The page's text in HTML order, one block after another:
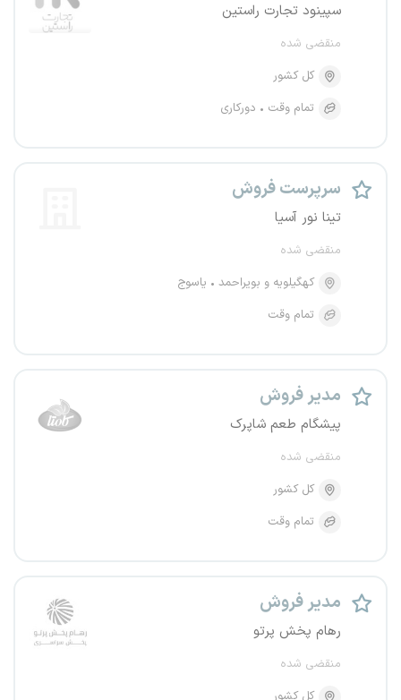
سپینود تجارت راستین
منقضی شده
کل کشور
تمام وقت
دورکاری
سرپرست فروش
تینا نور آسیا
منقضی شده
کهگیلویه و بویراحمد
یاسوج
تمام وقت
مدیر فروش
پیشگام طعم شاپرک
منقضی شده
کل کشور
تمام وقت
مدیر فروش
رهام پخش پرتو
منقضی شده
کل کشور